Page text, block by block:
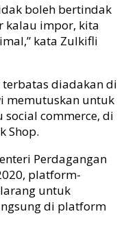
boleh bertindak
kalau impor, kita
kata Zulkifli
terbatas diadakan di
memutuskan untuk
commerce, di
Shop.
Perdagangan
platform-
untuk
di platform